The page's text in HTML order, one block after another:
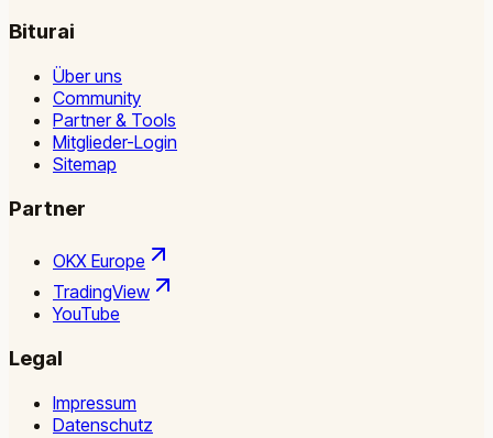
Biturai
Über uns
Community
Partner & Tools
Mitglieder-Login
Sitemap
Partner
OKX Europe
TradingView
YouTube
Legal
Impressum
Datenschutz